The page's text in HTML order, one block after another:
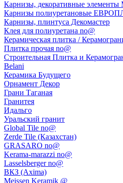
Карнизы, декоративные элементы
Карнизы полиуретановые
Карнизы, плинтуса Декомастер
Клея для полиуретана no@
Керамическая плитка /
Плитка прочая no@
Строительная Плитка и
Belani
Керамика Будущего
Орнамент Декор
Грани Таганая
Гранитея
Идальго
Уральский гранит
Global Tile no@
Zerde Tile (Казахстан)
GRASARO no@
Kerama-marazzi no@
Lasselsberger no@
ВКЗ (Axima)
Meissen Keramik @